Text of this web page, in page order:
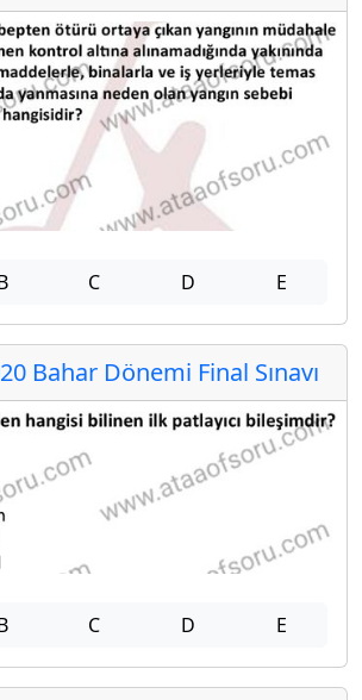
C D E
Bahar Dönemi Final Sınavı
C D E